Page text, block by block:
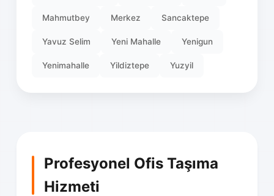
Profesyonel Ofis Taşıma
Hizmeti
Mahmutbey Merkez Sancaktepe
Yavuz Selim Yeni Mahalle Yenigun
Yenimahalle Yildiztepe Yuzyil